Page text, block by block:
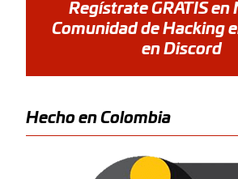
Regístrate GRATIS en
Comunidad de Hacking
en Discord
Hecho en Colombia